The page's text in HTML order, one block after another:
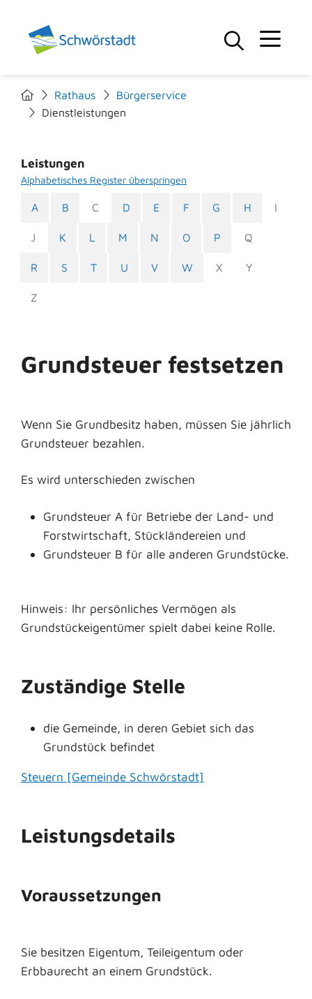
Rathaus
Bürgerservice
Dienstleistungen
Leistungen
Alphabetisches Register überspringen
A B C D E F G H I
J K L M N O P Q
R S T U V W X Y
Z
Grundsteuer festsetzen
Wenn Sie Grundbesitz haben, müssen Sie jährlich
Grundsteuer bezahlen.
Es wird unterschieden zwischen
Grundsteuer A für Betriebe der Land- und
Forstwirtschaft, Stückländereien und
Grundsteuer B für alle anderen Grundstücke.
Hinweis: Ihr persönliches Vermögen als
Grundstückeigentümer spielt dabei keine Rolle.
Zuständige Stelle
die Gemeinde, in deren Gebiet sich das
Grundstück befindet
Steuern [Gemeinde Schwörstadt]
Leistungsdetails
Voraussetzungen
Sie besitzen Eigentum, Teileigentum oder
Erbbaurecht an einem Grundstück.